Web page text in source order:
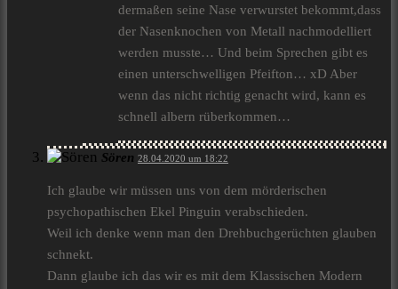
dermaßen seine Nase verwurstet bekommt,dass
der Nasenknochen von Metall nachmodelliert
werden musste… Und beim Sprechen gibt es
einen unterschwelligen Pfeifton… xD Aber
wenn das nicht richtig genacht wird, kann es
schnell albern rüberkommen…
Sören 28.04.2020 um 18:22
Ich glaube wir müssen uns von dem mörderischen
psychopathischen Ekel Pinguin verabschieden.
Weil ich denke wenn man den Drehbuchgerüchten glauben
schnekt.
Dann glaube ich das wir es mit dem Klassischen Modern